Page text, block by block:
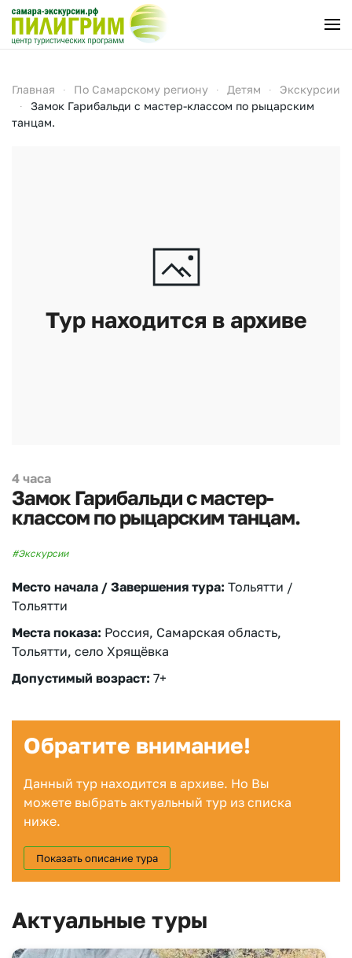
Перейти к содержимому
Главная По Самарскому региону Детям
Экскурсии
Замок Гарибальди с мастер-классом по рыцарским
танцам.
Тур находится в архиве
4 часа
Замок Гарибальди с мастер-
классом по рыцарским танцам.
#Экскурсии
Место начала / Завершения тура: Тольятти /
Тольятти
Места показа: Россия, Самарская область,
Тольятти, село Хрящёвка
Допустимый возраст: 7+
Обратите внимание!
Данный тур находится в архиве. Но Вы
можете выбрать актуальный тур из списка
ниже.
Показать описание тура
Актуальные туры